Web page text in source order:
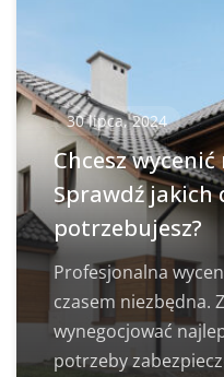
30 lipca, 2024
Chcesz
Sprawdź
potrzebujesz?
Profesjonalna
czasem niezbędna.
wynegocjować
potrzeby